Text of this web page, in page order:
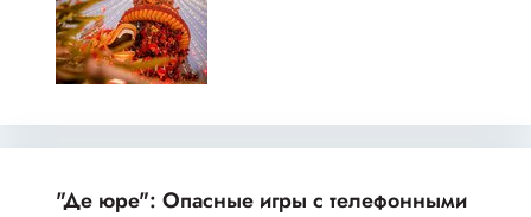
"Де юре": Опасные игры с телефонными